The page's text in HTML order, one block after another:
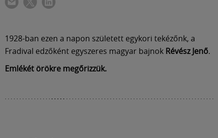
1928-ban ezen a napon született egykori tekézőnk, a
Fradival edzőként egyszeres magyar bajnok Révész Jenő.
Emlékét örökre megőrizzük.
Klub
Szolgáltatások
Shop